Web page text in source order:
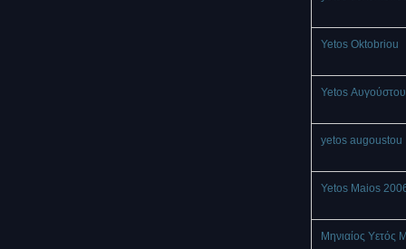
Yetos Oktobriou
Yetos Αυγούστου
yetos augoustou
Yetos Maios
Μηνιαίος Υετός